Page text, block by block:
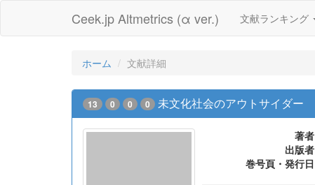
Ceek.jp Altmetrics (α ver.) 文献ランキング
ホーム 文献詳細
13 0 0 0 未文化社会のアウトサイダー
著者
出版者
巻号頁・発行日